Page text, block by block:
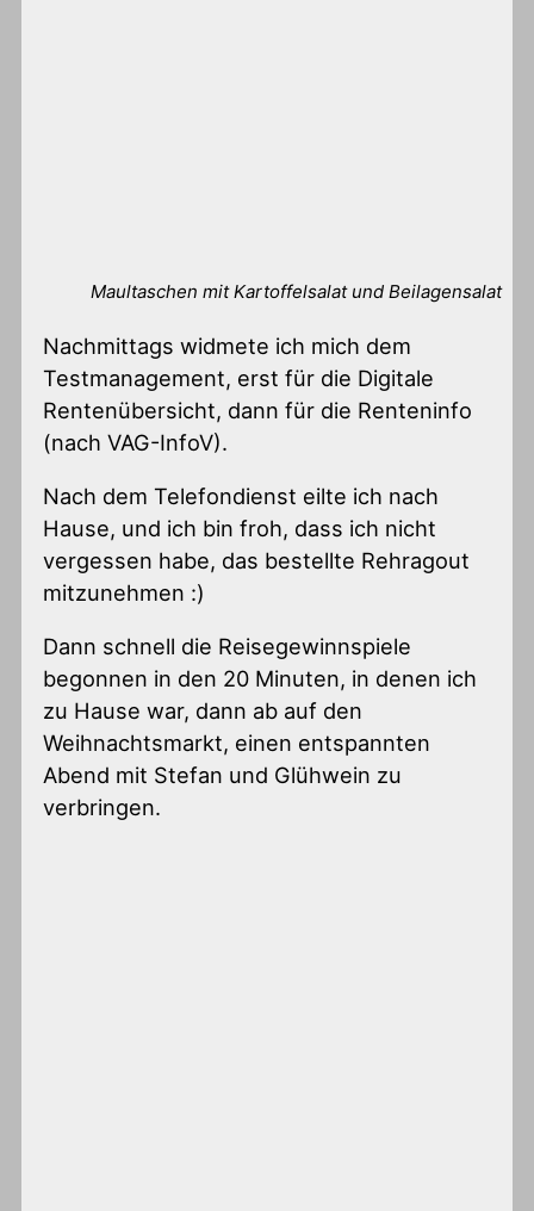
Maultaschen mit Kartoffelsalat und Beilagensalat
Nachmittags widmete ich mich dem
Testmanagement, erst für die Digitale
Rentenübersicht, dann für die Renteninfo
(nach VAG-InfoV).
Nach dem Telefondienst eilte ich nach
Hause, und ich bin froh, dass ich nicht
vergessen habe, das bestellte Rehragout
mitzunehmen :)
Dann schnell die Reisegewinnspiele
begonnen in den 20 Minuten, in denen ich
zu Hause war, dann ab auf den
Weihnachtsmarkt, einen entspannten
Abend mit Stefan und Glühwein zu
verbringen.